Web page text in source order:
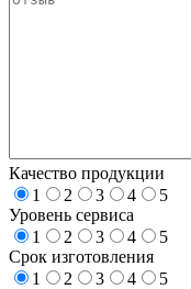
Качество продукции
1
2 3 4
5
Уровень сервиса
1
2 3 4
5
Срок изготовления
1
2 3 4
5